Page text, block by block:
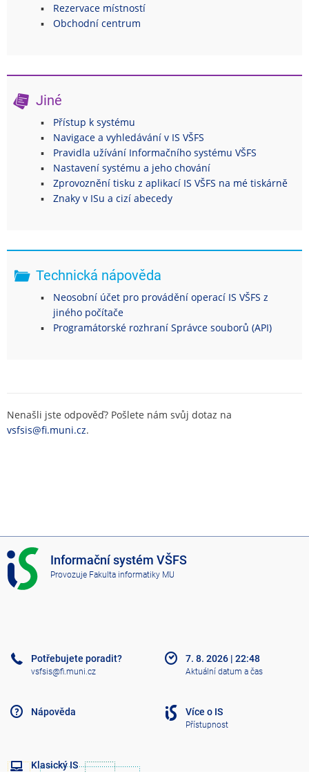
Rezervace místností
Obchodní centrum
Jiné
Přístup k systému
Navigace a vyhledávání v IS VŠFS
Pravidla užívání Informačního systému VŠFS
Nastavení systému a jeho chování
Zprovoznění tisku z aplikací IS VŠFS na mé tiskárně
Znaky v ISu a cizí abecedy
Technická nápověda
Neosobní účet pro provádění operací IS VŠFS z
jiného počítače
Programátorské rozhraní Správce souborů (API)
Nenašli jste odpověď? Pošlete nám svůj dotaz na
vsfsis@fi.muni.cz.
I
S
V
Informační systém VŠFS
Provozuje Fakulta informatiky MU
Potřebujete poradit?
vsfsis@fi.muni.cz
Nápověda
Klasický IS
7. 8. 2026 | 22:48
Aktuální datum a čas
Více o IS
Přístupnost